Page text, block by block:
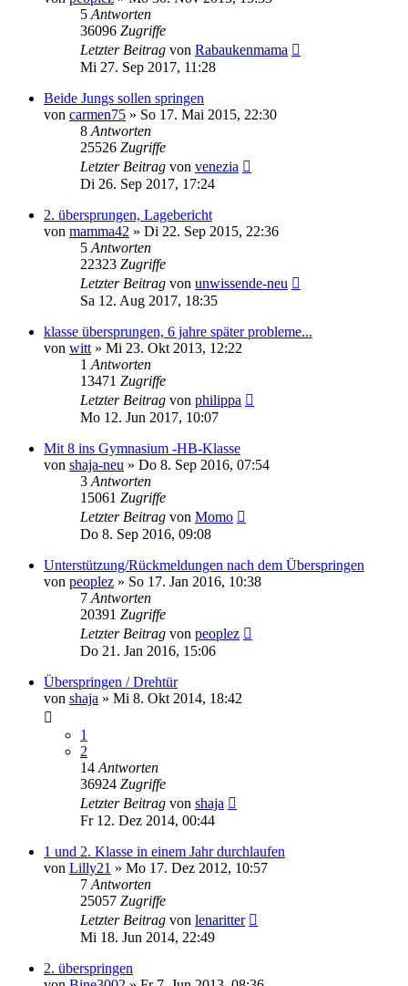
5 Antworten
36096 Zugriffe
Letzter Beitrag von Rabaukenmama
Mi 27. Sep 2017, 11:28
Beide Jungs sollen springen
von carmen75 » So 17. Mai 2015, 22:30
8 Antworten
25526 Zugriffe
Letzter Beitrag von venezia
Di 26. Sep 2017, 17:24
2. übersprungen, Lagebericht
von mamma42 » Di 22. Sep 2015, 22:36
5 Antworten
22323 Zugriffe
Letzter Beitrag von unwissende-neu
Sa 12. Aug 2017, 18:35
klasse übersprungen, 6 jahre später probleme...
von witt » Mi 23. Okt 2013, 12:22
1 Antworten
13471 Zugriffe
Letzter Beitrag von philippa
Mo 12. Jun 2017, 10:07
Mit 8 ins Gymnasium -HB-Klasse
von shaja-neu » Do 8. Sep 2016, 07:54
3 Antworten
15061 Zugriffe
Letzter Beitrag von Momo
Do 8. Sep 2016, 09:08
Unterstützung/Rückmeldungen nach dem Überspringen
von peoplez » So 17. Jan 2016, 10:38
7 Antworten
20391 Zugriffe
Letzter Beitrag von peoplez
Do 21. Jan 2016, 15:06
Überspringen / Drehtür
von shaja » Mi 8. Okt 2014, 18:42
1
2
14 Antworten
36924 Zugriffe
Letzter Beitrag von shaja
Fr 12. Dez 2014, 00:44
1 und 2. Klasse in einem Jahr durchlaufen
von Lilly21 » Mo 17. Dez 2012, 10:57
7 Antworten
25057 Zugriffe
Letzter Beitrag von lenaritter
Mi 18. Jun 2014, 22:49
2. überspringen